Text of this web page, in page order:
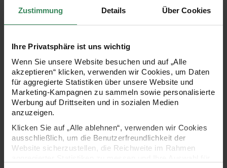
Zustimmung Details Über Cookies
Ihre Privatsphäre ist uns wichtig
Wenn Sie unsere Website besuchen und auf „Alle
akzeptieren“ klicken, verwenden wir Cookies, um Daten
für aggregierte Statistiken über unsere Website und
Marketing-Kampagnen zu sammeln sowie personalisierte
Werbung auf Drittseiten und in sozialen Medien
anzuzeigen.
Klicken Sie auf „Alle ablehnen“, verwenden wir Cookies
ausschließlich, um die Benutzerfreundlichkeit der
Website sicherzustellen, die Reichweite im Rahmen
Stickpackung lassen sich im Handumdrehen florale Motive
sticken. Sie müssen dazu die selbstklebende Vorlage auf
einen waschbaren Textiluntergrund kleben, diesen in einen
Stickrahmen einspannen und das Motiv nach
vorgezeichneter Anleitung sticken. Nach dem Sticken lässt
sich die aufgeklebte Vorlage mit warmem Wasser ganz
einfach vom bestickten Untergrund waschen! Fertig ist Ihre
Kreation.